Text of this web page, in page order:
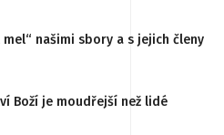
mel“ našimi sbory a s jejich členy
Boží je moudřejší než lidé